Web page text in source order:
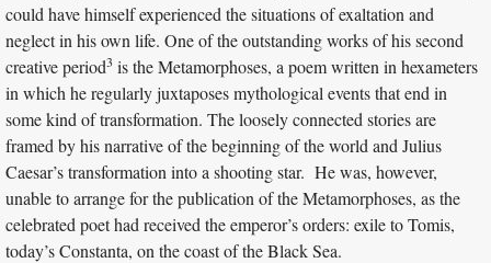
could have himself experienced the situations of exaltation and
neglect in his own life. One of the outstanding works of his second
creative period3 is the Metamorphoses, a poem written in hexameters
in which he regularly juxtaposes mythological events that end in
some kind of transformation. The loosely connected stories are
framed by his narrative of the beginning of the world and Julius
Caesar’s transformation into a shooting star. He was, however,
unable to arrange for the publication of the Metamorphoses, as the
celebrated poet had received the emperor’s orders: exile to Tomis,
today’s Constanta, on the coast of the Black Sea.